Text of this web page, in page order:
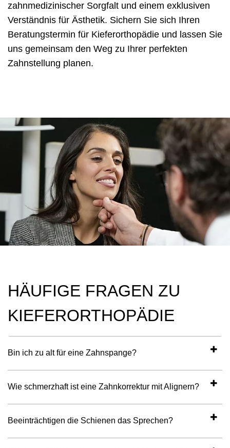
zahnmedizinischer Sorgfalt und einem exklusiven
Verständnis für Ästhetik. Sichern Sie sich Ihren
Beratungstermin für Kieferorthopädie und lassen Sie
uns gemeinsam den Weg zu Ihrer perfekten
Zahnstellung planen.
HÄUFIGE FRAGEN ZU
KIEFERORTHOPÄDIE
Bin ich zu alt für eine Zahnspange?
Wie schmerzhaft ist eine Zahnkorrektur mit Alignern?
Beeinträchtigen die Schienen das Sprechen?